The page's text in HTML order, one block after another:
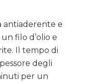
antiaderente e
filo d’olio e
Il tempo di
degli
per un